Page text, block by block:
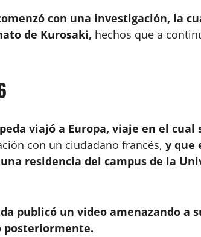
con una investigación, la
de Kurosaki, hechos que a
viajó a Europa, viaje en el cual
con un ciudadano francés, y que
residencia del campus de la
publicó un video amenazando a